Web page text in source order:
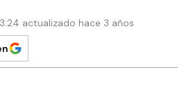
actualizado hace 3 años